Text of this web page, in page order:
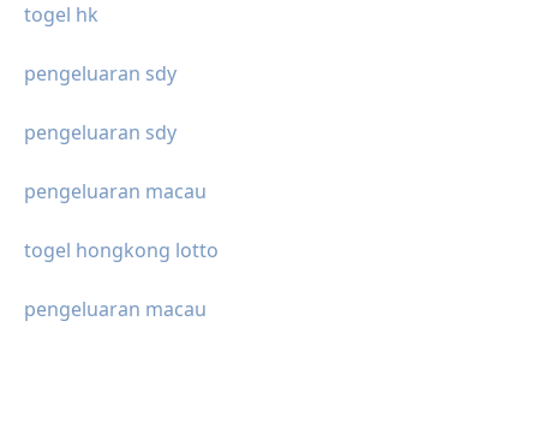
togel hk
pengeluaran sdy
pengeluaran sdy
pengeluaran macau
togel hongkong lotto
pengeluaran macau